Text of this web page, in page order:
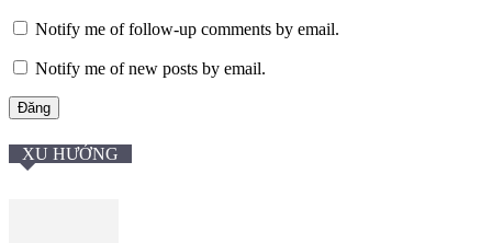
Notify me of follow-up comments by email.
Notify me of new posts by email.
XU HƯỚNG